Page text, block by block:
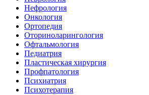
Нефрология
Онкология
Ортопедия
Оториноларингология
Офтальмология
Педиатрия
Пластическая хирургия
Профпатология
Психиатрия
Психотерапия